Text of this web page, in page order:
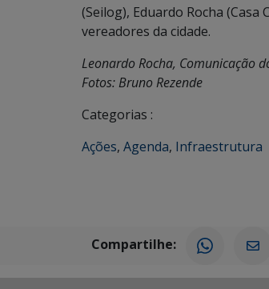
(Seilog), Eduardo Rocha
vereadores da cidade.
Leonardo Rocha, Comunicação
Fotos: Bruno Rezende
Categorias :
Ações, Agenda, Infraestrutura
Compartilhe: